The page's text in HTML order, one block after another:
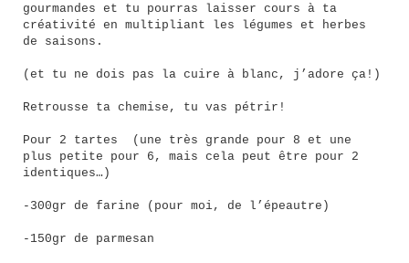
gourmandes et tu pourras laisser cours à ta
créativité en multipliant les légumes et herbes
de saisons.
(et tu ne dois pas la cuire à blanc, j’adore ça!)
Retrousse ta chemise, tu vas pétrir!
Pour 2 tartes (une très grande pour 8 et une
plus petite pour 6, mais cela peut être pour 2
identiques…)
-300gr de farine (pour moi, de l’épeautre)
-150gr de parmesan